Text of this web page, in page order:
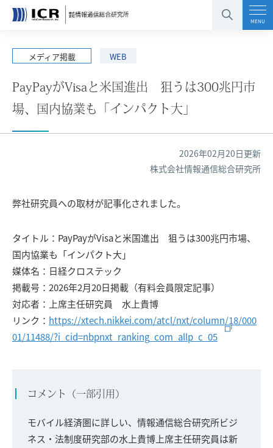
MENU
メディア掲載 WEB
PayPayがVisaと米国進出 狙うは300兆円市
場、国内協業も「インパクト大」
2026年02月20日更新
株式会社情報通信総合研究所
弊社研究員への取材が記事化されました。
タイトル：PayPayがVisaと米国進出 狙うは300兆円市場、
国内協業も「インパクト大」
媒体名：日経クロステック
掲載号：2026年2月20日掲載（有料会員限定記事）
対応者：上席主任研究員 水上貴博
リンク： https://xtech.nikkei.com/atcl/nxt/column/18/000
01/11488/?i_cid=nbpnxt_ranking_com_allp_c_05
コメント（一部引用）
モバイル経済圏に詳しい、情報通信総合研究所ビジ
ネス・法制度研究部の水上貴博上席主任研究員は新